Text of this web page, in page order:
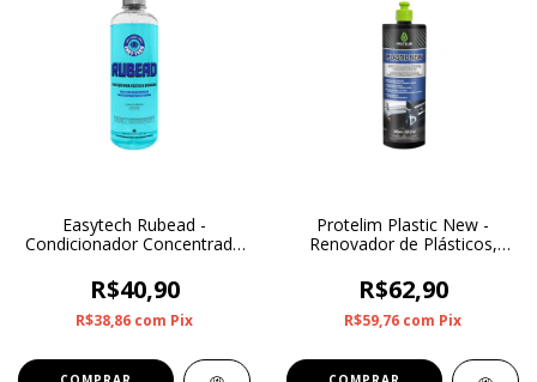
Easytech Rubead -
Condicionador Concentrado
500ml
R$40,90
R$38,86 com Pix
Protelim Plastic New -
Renovador de Plásticos,
R$62,90
R$59,76 com Pix